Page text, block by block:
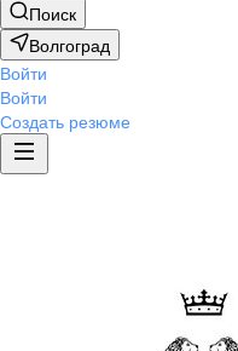
Поиск
Волгоград
Войти
Войти
Создать резюме